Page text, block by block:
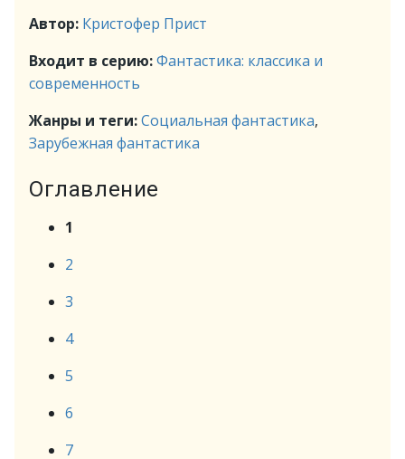
Автор: Кристофер Прист
Входит в серию:Фантастика: классика и
современность
Жанры и теги:Социальная фантастика,
Зарубежная фантастика
Оглавление
1
2
3
4
5
6
7